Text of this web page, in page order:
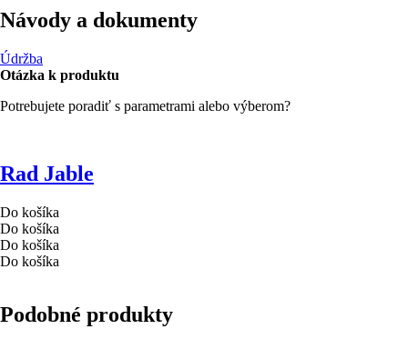
Návody a dokumenty
Údržba
Otázka k produktu
Potrebujete poradiť s parametrami alebo výberom?
Rad Jable
Do košíka
Do košíka
Do košíka
Do košíka
Podobné produkty